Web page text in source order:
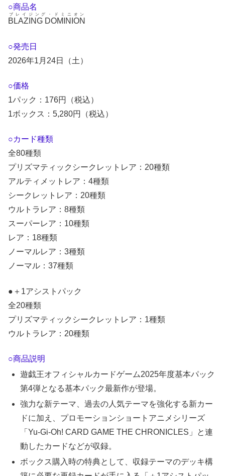
○商品名
BLAZING DOMINION
ブレイジング・ドミニオン
○発売日
2026年1月24日（土）
○価格
1パック：176円（税込）
1ボックス：5,280円（税込）
○カード種類
全80種類
プリズマティックシークレットレア：20種類
アルティメットレア：4種類
シークレットレア：20種類
ウルトラレア：8種類
スーパーレア：10種類
レア：18種類
ノーマルレア：3種類
ノーマル：37種類
●＋1アシストパック
全20種類
プリズマティックシークレットレア：1種類
ウルトラレア：20種類
○商品説明
遊戯王オフィシャルカードゲーム2025年度基本パック
第4弾となる基本パック最新作が登場。
強力な新テーマ、過去の人気テーマを強化する新カー
ドに加え、プロモーションショートアニメシリーズ
「Yu-Gi-Oh! CARD GAME THE CHRONICLES」と連
動したカードなどが収録。
ボックス購入時の特典として、収録テーマのデッキ構